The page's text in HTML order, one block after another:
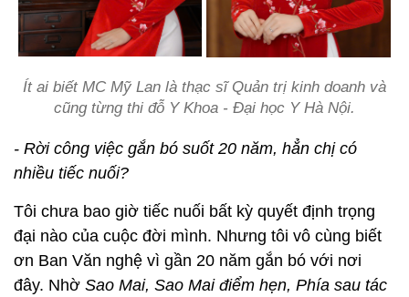
Ít ai biết MC Mỹ Lan là thạc sĩ Quản trị kinh doanh và
cũng từng thi đỗ Y Khoa - Đại học Y Hà Nội.
- Rời công việc gắn bó suốt 20 năm, hẳn chị có
nhiều tiếc nuối?
Tôi chưa bao giờ tiếc nuối bất kỳ quyết định trọng
đại nào của cuộc đời mình. Nhưng tôi vô cùng biết
ơn Ban Văn nghệ vì gần 20 năm gắn bó với nơi
đây. Nhờ Sao Mai, Sao Mai điểm hẹn, Phía sau tác